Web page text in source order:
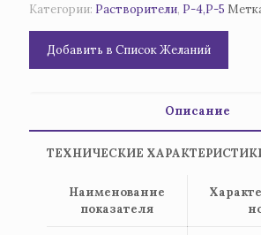
Категории: Растворители, Р-4,Р-5
Добавить в Список Желаний
Описание
ТЕХНИЧЕСКИЕ
Наименование
показателя